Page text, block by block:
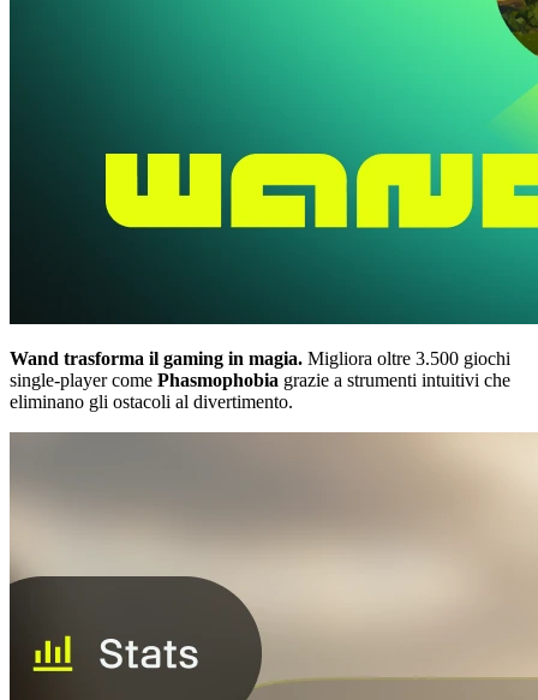
Wand trasforma il gaming in magia. Migliora oltre 3.500 giochi
single-player come Phasmophobia grazie a strumenti intuitivi che
eliminano gli ostacoli al divertimento.